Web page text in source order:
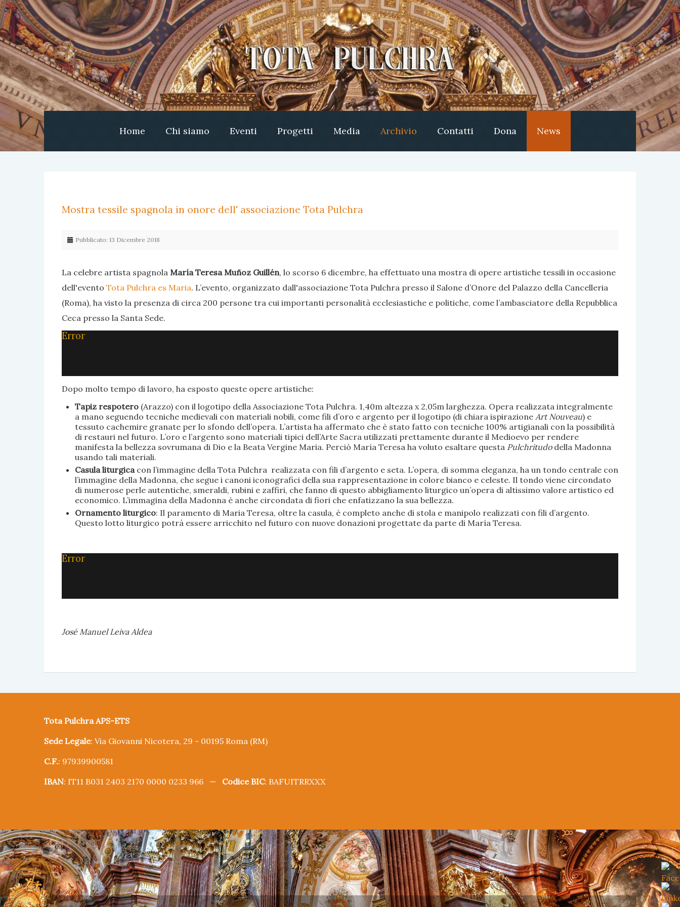
Home Chi siamo Eventi Progetti Media Archivio Contatti Dona News
Mostra tessile spagnola in onore dell' associazione Tota Pulchra
Pubblicato: 13 Dicembre 2018
La celebre artista spagnola María Teresa Muñoz Guillén, lo scorso 6 dicembre, ha effettuato una mostra di opere artistiche tessili in occasione
dell'evento Tota Pulchra es Maria. L’evento, organizzato dall'associazione Tota Pulchra presso il Salone d’Onore del Palazzo della Cancelleria
(Roma), ha visto la presenza di circa 200 persone tra cui importanti personalità ecclesiastiche e politiche, come l’ambasciatore della Repubblica
Ceca presso la Santa Sede.
Error
Dopo molto tempo di lavoro, ha esposto queste opere artistiche:
Tapiz respotero(Arazzo) con il logotipo della Associazione Tota Pulchra. 1,40m altezza x 2,05m larghezza. Opera realizzata integralmente
a mano seguendo tecniche medievali con materiali nobili, come fili d’oro e argento per il logotipo (di chiara ispirazione Art Nouveau) e
tessuto cachemire granate per lo sfondo dell’opera. L’artista ha affermato che è stato fatto con tecniche 100% artigianali con la possibilità
di restauri nel futuro. L’oro e l’argento sono materiali tipici dell’Arte Sacra utilizzati prettamente durante il Medioevo per rendere
manifesta la bellezza sovrumana di Dio e la Beata Vergine Maria. Perciò María Teresa ha voluto esaltare questa Pulchritudo della Madonna
usando tali materiali.
Casula liturgica con l’immagine della Tota Pulchra realizzata con fili d’argento e seta. L’opera, di somma eleganza, ha un tondo centrale con
l’immagine della Madonna, che segue i canoni iconografici della sua rappresentazione in colore bianco e celeste. Il tondo viene circondato
di numerose perle autentiche, smeraldi, rubini e zaffiri, che fanno di questo abbigliamento liturgico un’opera di altissimo valore artistico ed
economico. L’immagina della Madonna è anche circondata di fiori che enfatizzano la sua bellezza.
Ornamento liturgico: Il paramento di Maria Teresa, oltre la casula, è completo anche di stola e manipolo realizzati con fili d’argento.
Questo lotto liturgico potrà essere arricchito nel futuro con nuove donazioni progettate da parte di María Teresa.
Error
José Manuel Leiva Aldea
Tota Pulchra APS-ETS
Sede Legale: Via Giovanni Nicotera, 29 - 00195 Roma (RM)
C.F.: 97939900581
IBAN: IT11 B031 2403 2170 0000 0233 966 — Codice BIC: BAFUITRRXXX